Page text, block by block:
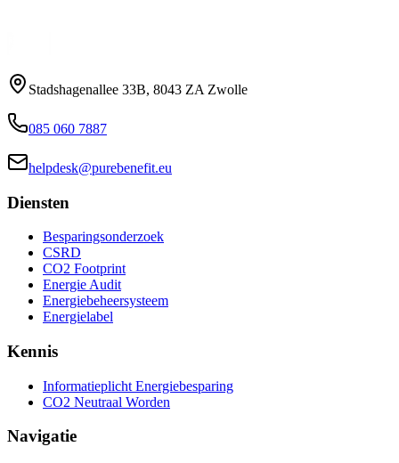
Stadshagenallee 33B, 8043 ZA Zwolle
085 060 7887
helpdesk@purebenefit.eu
Diensten
Besparingsonderzoek
CSRD
CO2 Footprint
Energie Audit
Energiebeheersysteem
Energielabel
Kennis
Informatieplicht Energiebesparing
CO2 Neutraal Worden
Navigatie